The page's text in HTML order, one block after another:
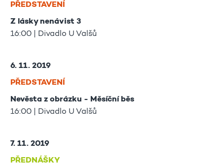
PŘEDSTAVENÍ
Z lásky nenávist 3
16:00 | Divadlo U Valšů
6. 11. 2019
PŘEDSTAVENÍ
Nevěsta z obrázku - Měsíční běs
16:00 | Divadlo U Valšů
7. 11. 2019
PŘEDNÁŠKY